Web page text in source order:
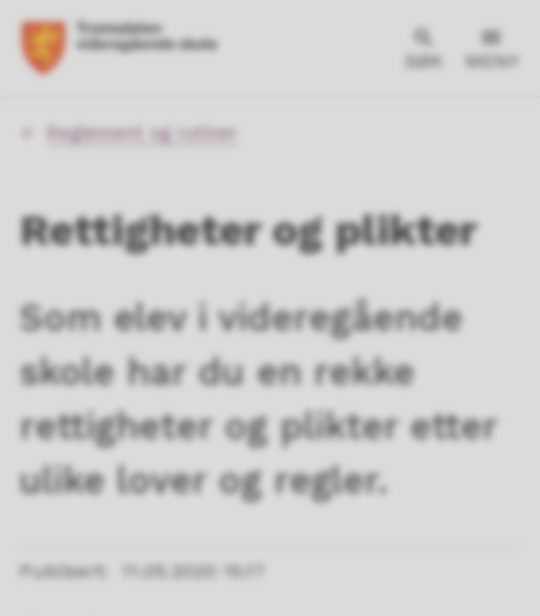
SØK MENY
Du
Reglement og rutiner
Rettigheter og plikter
Som elev i videregående
skole har du en rekke
rettigheter og plikter etter
ulike lover og regler.
Publisert 11.05.2020 15.17